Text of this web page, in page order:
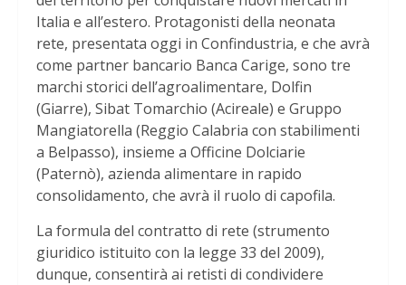
Italia e all’estero. Protagonisti della neonata
rete, presentata oggi in Confindustria, e che avrà
come partner bancario Banca Carige, sono tre
marchi storici dell’agroalimentare, Dolfin
(Giarre), Sibat Tomarchio (Acireale) e Gruppo
Mangiatorella (Reggio Calabria con stabilimenti
a Belpasso), insieme a Officine Dolciarie
(Paternò), azienda alimentare in rapido
consolidamento, che avrà il ruolo di capofila.
La formula del contratto di rete (strumento
giuridico istituito con la legge 33 del 2009),
dunque, consentirà ai retisti di condividere